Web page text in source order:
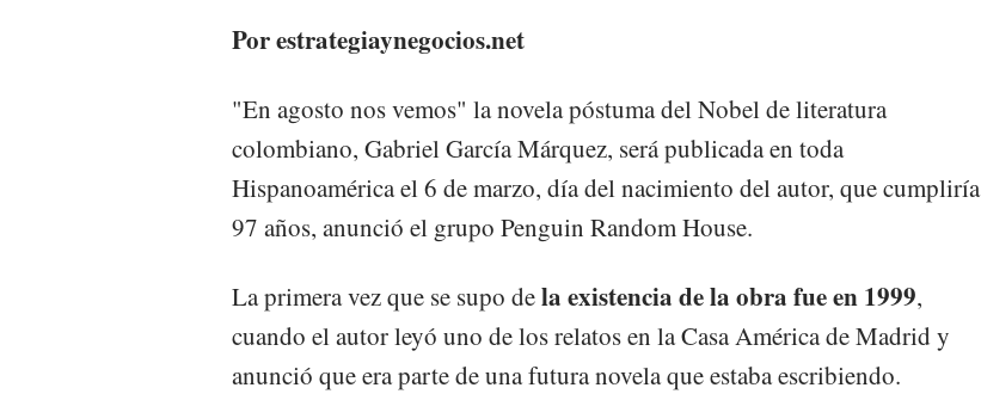
Por estrategiaynegocios.net
"En agosto nos vemos" la novela póstuma del Nobel de literatura
colombiano, Gabriel García Márquez, será publicada en toda
Hispanoamérica el 6 de marzo, día del nacimiento del autor, que cumpliría
97 años, anunció el grupo Penguin Random House.
La primera vez que se supo dela existencia de la obra fue en 1999,
cuando el autor leyó uno de los relatos en la Casa América de Madrid y
anunció que era parte de una futura novela que estaba escribiendo.